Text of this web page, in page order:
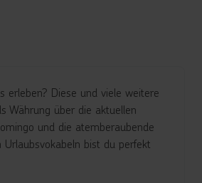
erleben? Diese und viele weitere
Währung über die aktuellen
und die atemberaubende
bist du perfekt